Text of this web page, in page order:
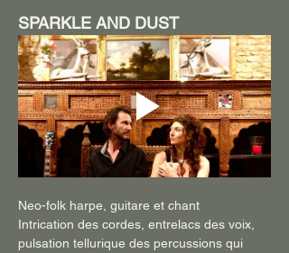
SPARKLE AND DUST
Neo-folk harpe, guitare et chant
Intrication des cordes, entrelacs des voix,
pulsation tellurique des percussions qui